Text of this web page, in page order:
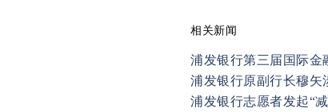
相关新闻
浦发银行第三届国际金
浦发银行原副行长穆矢
浦发银行志愿者发起“